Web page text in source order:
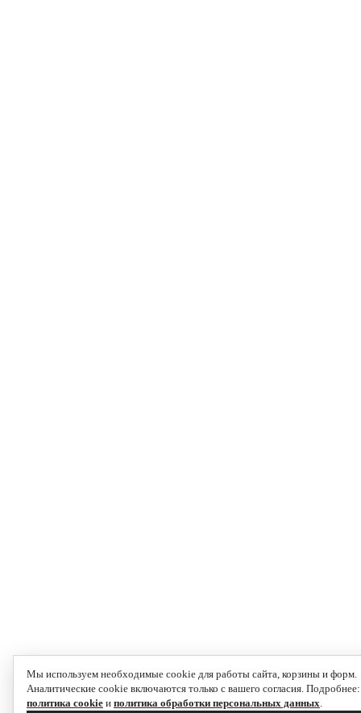
Мы используем необходимые cookie для работы сайта, корзины и форм.
Аналитические cookie включаются только с вашего согласия. Подробнее:
политика cookie и политика обработки персональных данных.